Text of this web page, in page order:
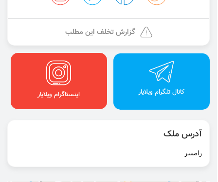
گزارش تخلف این مطلب
کانال تلگرام ویلایار اینستاگرام ویلایار
آدرس ملک
رامسر